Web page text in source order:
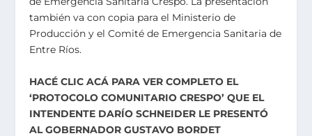
también va con copia para el Ministerio de
Producción y el Comité de Emergencia Sanitaria de
Entre Ríos.
HACÉ CLIC ACÁ PARA VER COMPLETO EL
‘PROTOCOLO COMUNITARIO CRESPO’ QUE EL
INTENDENTE DARÍO SCHNEIDER LE PRESENTÓ
AL GOBERNADOR GUSTAVO BORDET